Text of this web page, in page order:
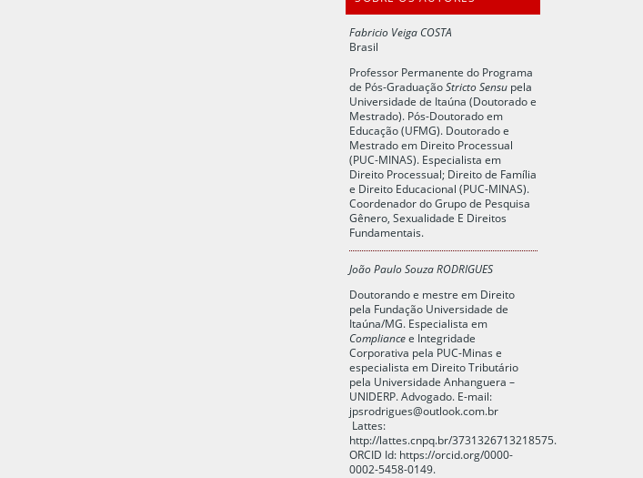
Fabricio Veiga COSTA
Brasil
Professor Permanente do Programa
de Pós-GraduaçãoStricto Sensu pela
Universidade de Itaúna (Doutorado e
Mestrado). Pós-Doutorado em
Educação (UFMG). Doutorado e
Mestrado em Direito Processual
(PUC-MINAS). Especialista em
Direito Processual; Direito de Família
e Direito Educacional (PUC-MINAS).
Coordenador do Grupo de Pesquisa
Gênero, Sexualidade E Direitos
Fundamentais.
João Paulo Souza RODRIGUES
Doutorando e mestre em Direito
pela Fundação Universidade de
Itaúna/MG. Especialista em
Compliancee Integridade
Corporativa pela PUC-Minas e
especialista em Direito Tributário
pela Universidade Anhanguera –
UNIDERP. Advogado. E-mail:
jpsrodrigues@outlook.com.br
Lattes:
http://lattes.cnpq.br/3731326713218575.
ORCID Id: https://orcid.org/0000-
0002-5458-0149.